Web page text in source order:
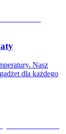
Nasz
dla każdego